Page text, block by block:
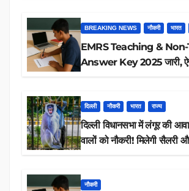
BREAKING NEWS नौकरी भारत
EMRS Teaching &
Answer Key 2025 जारी,
दिल्ली नौकरी भारत राज्य
दिल्ली विधानसभा में लंगूर की
वालों को नौकरी! मिलेगी
नौकरी